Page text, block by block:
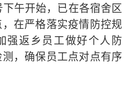
午开始，已在各宿舍区
在严格落实疫情防控规
强返乡员工做好个人防
，确保员工点对点有序